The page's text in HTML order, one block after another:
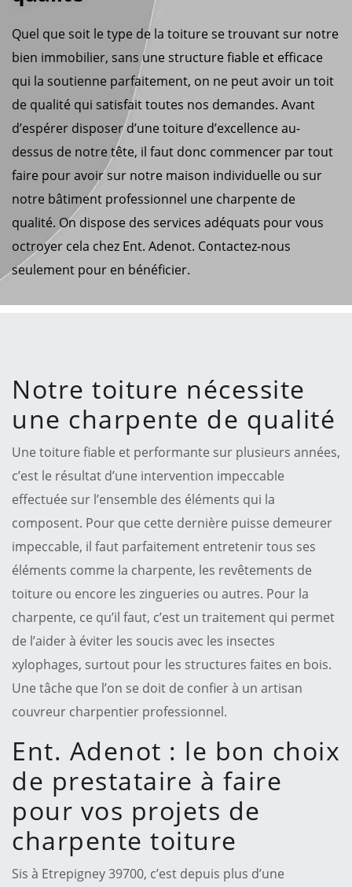
Quel que soit le type de la toiture se trouvant sur notre
bien immobilier, sans une structure fiable et efficace
qui la soutienne parfaitement, on ne peut avoir un toit
de qualité qui satisfait toutes nos demandes. Avant
d’espérer disposer d’une toiture d’excellence au-
dessus de notre tête, il faut donc commencer par tout
faire pour avoir sur notre maison individuelle ou sur
notre bâtiment professionnel une charpente de
qualité. On dispose des services adéquats pour vous
octroyer cela chez Ent. Adenot. Contactez-nous
seulement pour en bénéficier.
Notre toiture nécessite
une charpente de qualité
Une toiture fiable et performante sur plusieurs années,
c’est le résultat d’une intervention impeccable
effectuée sur l’ensemble des éléments qui la
composent. Pour que cette dernière puisse demeurer
impeccable, il faut parfaitement entretenir tous ses
éléments comme la charpente, les revêtements de
toiture ou encore les zingueries ou autres. Pour la
charpente, ce qu’il faut, c’est un traitement qui permet
de l’aider à éviter les soucis avec les insectes
xylophages, surtout pour les structures faites en bois.
Une tâche que l’on se doit de confier à un artisan
couvreur charpentier professionnel.
Ent. Adenot : le bon choix
de prestataire à faire
pour vos projets de
charpente toiture
Sis à Etrepigney 39700, c’est depuis plus d’une